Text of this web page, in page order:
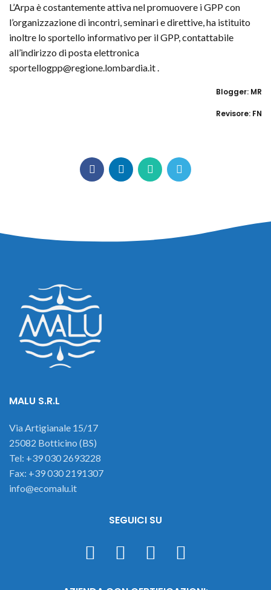
L’Arpa è costantemente attiva nel promuovere i GPP con
l’organizzazione di incontri, seminari e direttive, ha istituito
inoltre lo sportello informativo per il GPP, contattabile
all’indirizzo di posta elettronica
sportellogpp@regione.lombardia.it .
Blogger: MR
Revisore: FN
MALU S.R.L
Via Artigianale 15/17
25082 Botticino (BS)
Tel: +39 030 2693228
Fax: +39 030 2191307
info@ecomalu.it
SEGUICI SU